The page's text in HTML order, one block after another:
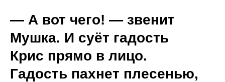
— А вот чего! — звенит
Мушка. И суёт гадость
Крис прямо в лицо.
Гадость пахнет плесенью,